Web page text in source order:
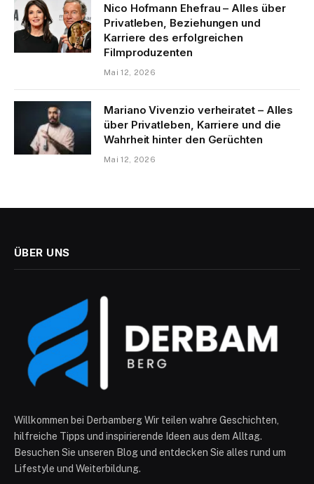
Nico Hofmann Ehefrau – Alles über
Privatleben, Beziehungen und
Karriere des erfolgreichen
Filmproduzenten
Mai 12, 2026
Mariano Vivenzio verheiratet – Alles
über Privatleben, Karriere und die
Wahrheit hinter den Gerüchten
Mai 12, 2026
ÜBER UNS
Willkommen bei Derbamberg Wir teilen wahre Geschichten,
hilfreiche Tipps und inspirierende Ideen aus dem Alltag.
Besuchen Sie unseren Blog und entdecken Sie alles rund um
Lifestyle und Weiterbildung.